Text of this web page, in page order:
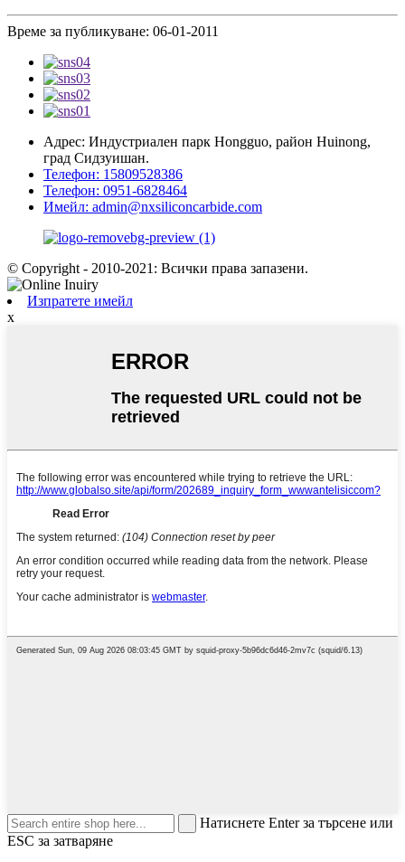
Време за публикуване: 06-01-2011
Адрес: Индустриален парк Hongguo, район Huinong,
град Сидзуишан.
Телефон: 15809528386
Телефон: 0951-6828464
Имейл: admin@nxsiliconcarbide.com
© Copyright - 2010-2021: Всички права запазени.
Изпратете имейл
x
Натиснете Enter за търсене или
ESC за затваряне